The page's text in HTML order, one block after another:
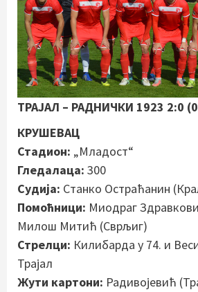
ТРАЈАЛ – РАДНИЧКИ 1923 2:0
КРУШЕВАЦ
Стадион: „Младост“
Гледалаца: 300
Судија: Станко Остраћанин
Помоћници: Миодраг
Милош Митић (Сврљиг)
Стрелци: Килибарда у 74. и
Трајал
Жути картони: Радивојевић